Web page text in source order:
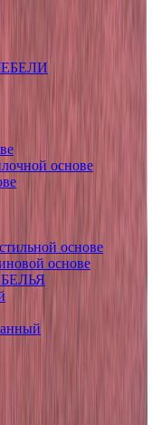
основе
основе
основе